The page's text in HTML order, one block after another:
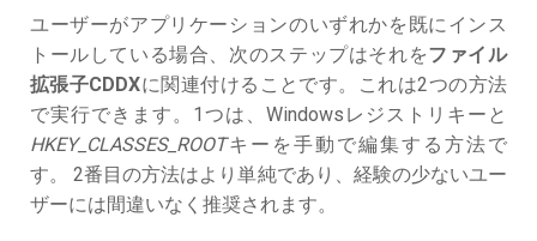
ユーザーがアプリケーションのいずれかを既にインス
トールしている場合、次のステップはそれをファイル
拡張子CDDXに関連付けることです。これは2つの方法
で実行できます。1つは、Windowsレジストリキーと
HKEY_CLASSES_ROOTキーを手動で編集する方法で
す。 2番目の方法はより単純であり、経験の少ないユー
ザーには間違いなく推奨されます。